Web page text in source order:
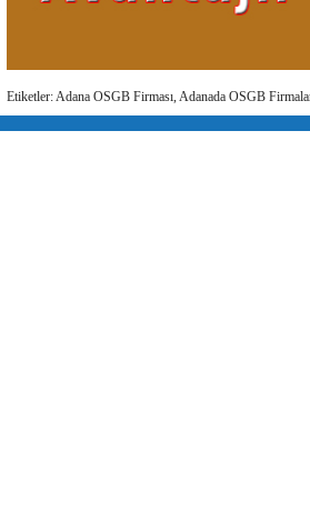
Etiketler: Adana OSGB Firması, Adanada OSGB